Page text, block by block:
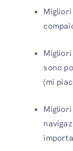
Migliori
sono
(mi